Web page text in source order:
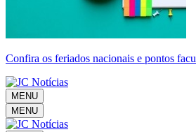
Confira os feriados nacionais e pontos
MENU
MENU